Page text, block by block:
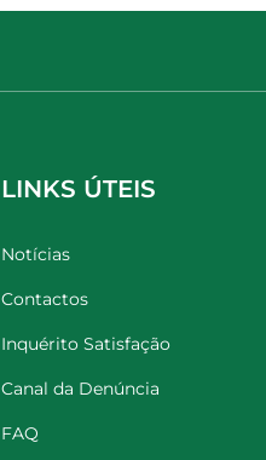
LINKS ÚTEIS
Notícias
Contactos
Inquérito Satisfação
Canal da Denúncia
FAQ